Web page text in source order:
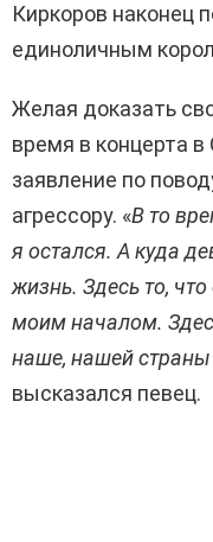
Киркоров наконец
единоличным
Желая доказать
время в концерта
заявление по
агрессору. «В то
я остался. А куда
жизнь. Здесь то,
моим началом.
наше, нашей
высказался певец.